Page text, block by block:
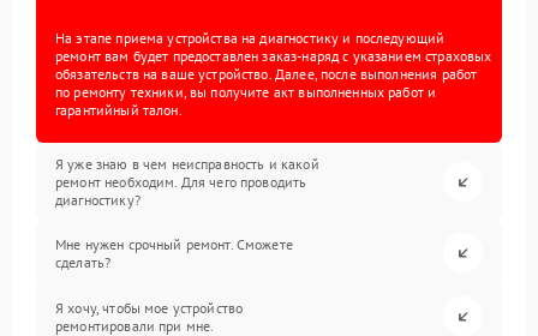
На этапе приема устройства на диагностику и последующий
ремонт вам будет предоставлен заказ-наряд с указанием страховых
обязательств на ваше устройство. Далее, после выполнения работ
по ремонту техники, вы получите акт выполненных работ и
гарантийный талон.
Я уже знаю в чем неисправность и какой
ремонт необходим. Для чего проводить
диагностику?
Мне нужен срочный ремонт. Сможете
сделать?
Я хочу, чтобы мое устройство
ремонтировали при мне.